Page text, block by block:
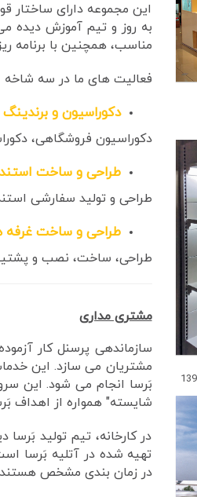
این مجموعه دارای ساختار
به روز و تیم آموزش دیده
مناسب، همچنین با برنامه
فعالیت های ما در سه
دکوراسیون و
دکوراسیون فروشگاهی،
طراحی و ساخت
طراحی و تولید سفارشی
طراحی و ساخت غرفه
طراحی، ساخت، نصب و
مشتری مداری
سازماندهی پرسنل کار
مشتریان می سازد. این
بَرسا انجام می شود. این
شایسته" همواره از اهداف
در کارخانه، تیم تولید
تهیه شده در آتلیه بَرسا
در زمان بندی مشخص هستند.